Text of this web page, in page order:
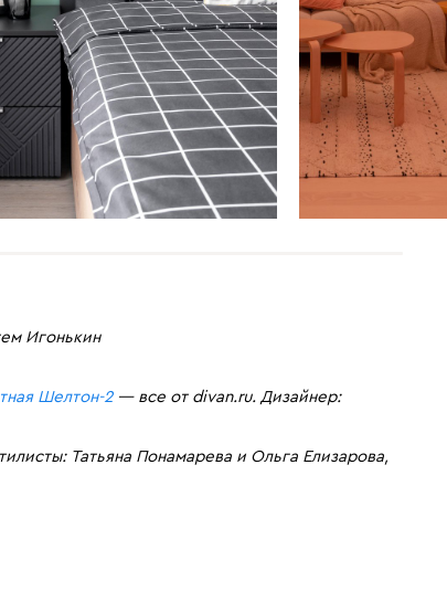
Игонькин
Шелтон-2— все от divan.ru. Дизайнер:
Татьяна Понамарева и Ольга Елизарова,